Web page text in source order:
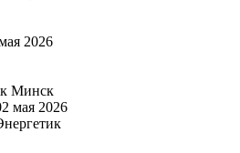
2026
Минск
мая 2026